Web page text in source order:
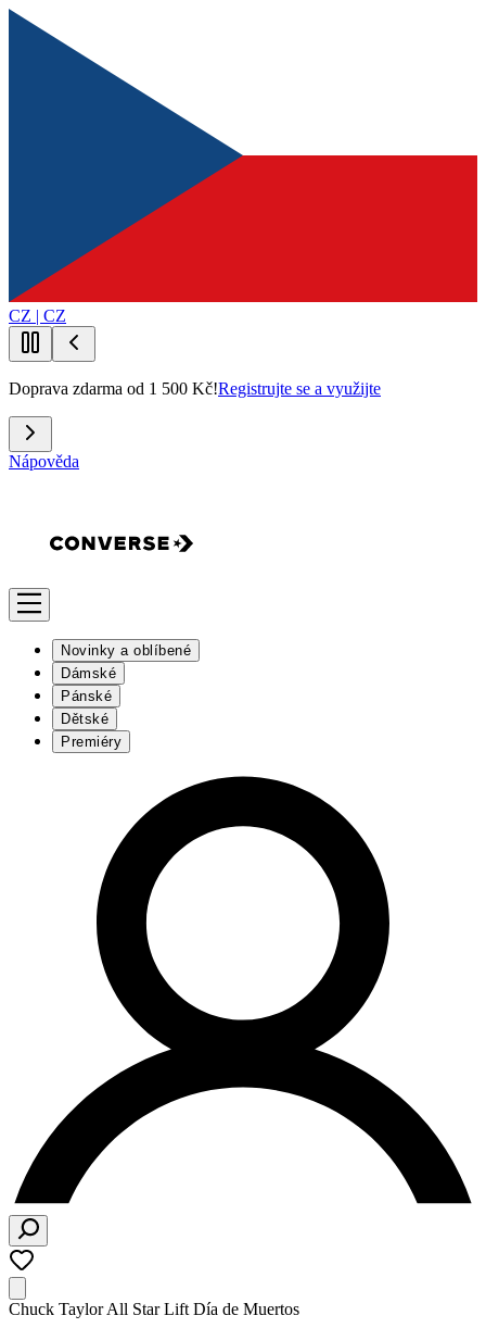
CZ | CZ
Doprava zdarma od 1 500 Kč!Registrujte se a využijte
Nápověda
Novinky a oblíbené
Dámské
Pánské
Dětské
Premiéry
Chuck Taylor All Star Lift Día de Muertos